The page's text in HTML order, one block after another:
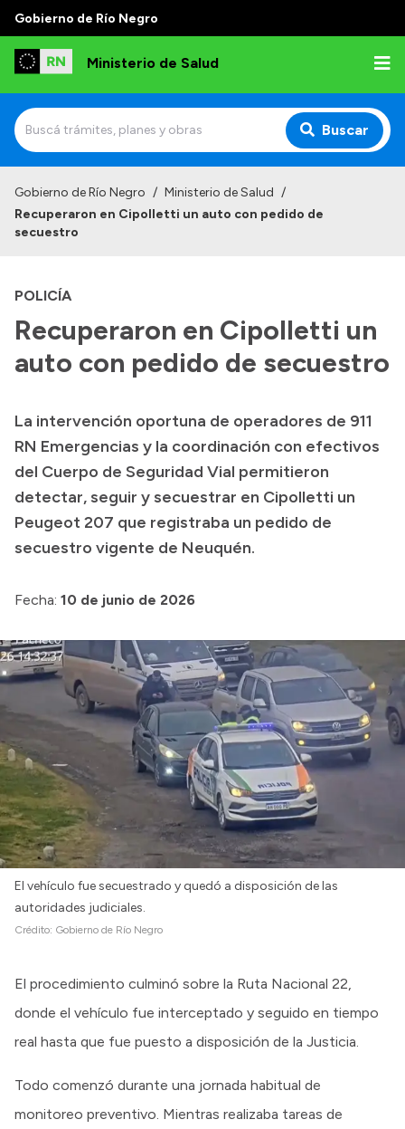
Gobierno de Río Negro
Ministerio de Salud
Buscar
Institucional
Autoridades
Consejos locales
Presupuesto
Boletín Oficial
Compras y licitaciones
Consulta de expedientes
Consulta de pago a proveedores
Login
Gobierno de Río Negro / Ministerio de Salud /
Recuperaron en Cipolletti un auto con pedido de
secuestro
POLICÍA
Recuperaron en Cipolletti un
auto con pedido de secuestro
La intervención oportuna de operadores de 911
RN Emergencias y la coordinación con efectivos
del Cuerpo de Seguridad Vial permitieron
detectar, seguir y secuestrar en Cipolletti un
Peugeot 207 que registraba un pedido de
secuestro vigente de Neuquén.
Fecha: 10 de junio de 2026
El vehículo fue secuestrado y quedó a disposición de las
autoridades judiciales.
Crédito: Gobierno de Río Negro
El procedimiento culminó sobre la Ruta Nacional 22,
donde el vehículo fue interceptado y seguido en tiempo
real hasta que fue puesto a disposición de la Justicia.
Todo comenzó durante una jornada habitual de
monitoreo preventivo. Mientras realizaba tareas de